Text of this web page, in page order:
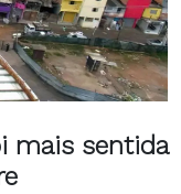
mais sentida